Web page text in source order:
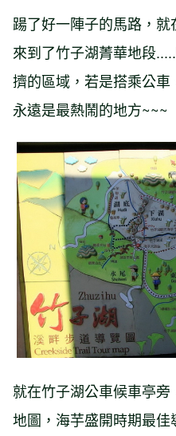
踼了好一陣子的馬路，
來到了竹子湖菁華地段
擠的區域，若是搭乘公
永遠是最熱鬧的地方~~~
就在竹子湖公車候車亭
地圖，海芋盛開時期最